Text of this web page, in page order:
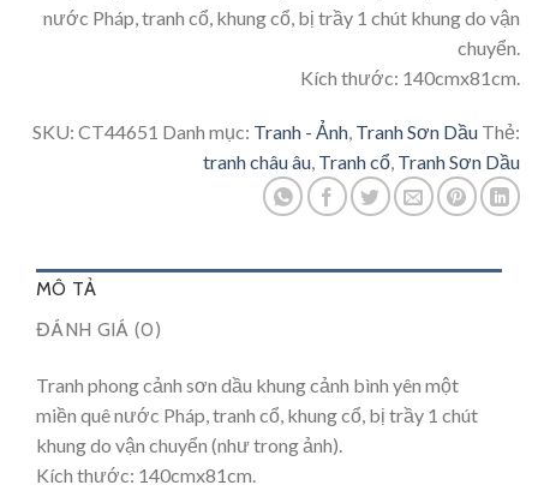
nước Pháp, tranh cổ, khung cổ, bị trầy 1 chút khung do vận
chuyển.
Kích thước: 140cmx81cm.
SKU: CT44651 Danh mục: Tranh - Ảnh, Tranh Sơn Dầu Thẻ:
tranh châu âu, Tranh cổ, Tranh Sơn Dầu
MÔ TẢ
ĐÁNH GIÁ (0)
Tranh phong cảnh sơn dầu khung cảnh bình yên một
miền quê nước Pháp, tranh cổ, khung cổ, bị trầy 1 chút
khung do vận chuyển (như trong ảnh).
Kích thước: 140cmx81cm.